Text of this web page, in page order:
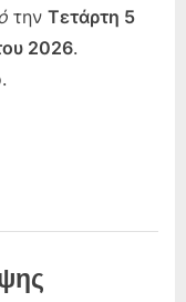
την Τετάρτη 5
2026.